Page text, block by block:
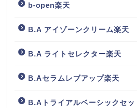
b-open楽天
B.A アイゾーンクリーム楽天
B.A ライトセレクター楽天
B.Aセラムレブアップ楽天
B.Aトライアルベーシックセッ